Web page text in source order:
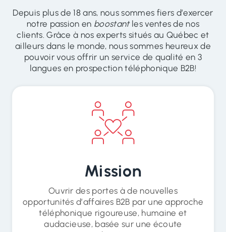
Depuis plus de 18 ans, nous sommes fiers d’exercer
notre passion en boostantles ventes de nos
clients. Grâce à nos experts situés au Québec et
ailleurs dans le monde, nous sommes heureux de
pouvoir vous offrir un service de qualité en 3
langues en prospection téléphonique B2B!
Mission
Ouvrir des portes à de nouvelles
opportunités d’affaires B2B par une approche
téléphonique rigoureuse, humaine et
audacieuse, basée sur une écoute